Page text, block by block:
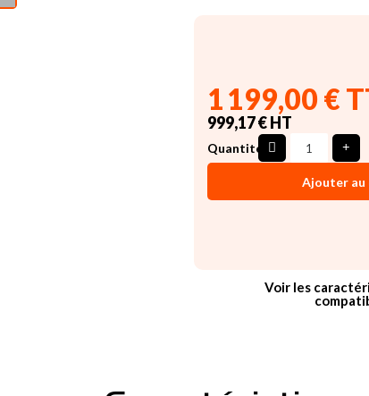
1 199,00 €
999,17 € HT
Quantité
Ajouter au
Voir les